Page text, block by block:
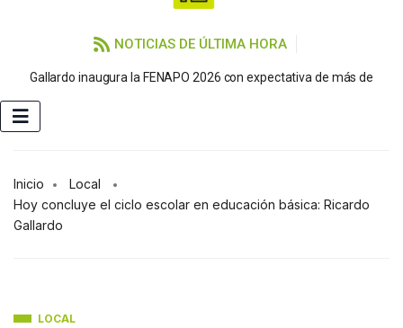
NOTICIAS DE ÚLTIMA HORA
Gallardo inaugura la FENAPO 2026 con expectativa de más de
Inicio
Local
Hoy concluye el ciclo escolar en educación básica: Ricardo
Gallardo
LOCAL